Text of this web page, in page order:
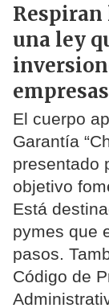
Respiran
una ley
empresas
El cuerpo
Garantía
presentado
objetivo
Está
pymes que
pasos.
Código de